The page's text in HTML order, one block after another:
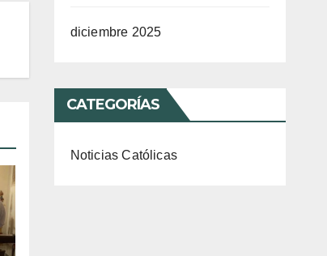
diciembre 2025
CATEGORÍAS
Noticias Católicas